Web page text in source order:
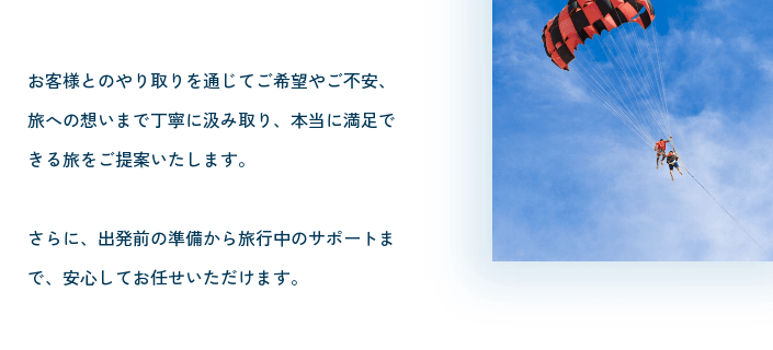
お客様とのやり取りを通じてご希望やご不安、
旅への想いまで丁寧に汲み取り、本当に満足で
きる旅をご提案いたします。
さらに、出発前の準備から旅行中のサポートま
で、安心してお任せいただけます。